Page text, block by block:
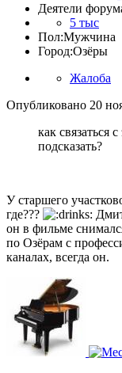
Деятели
5 тыс
Пол:Мужчина
Город:Озёры
Жалоба
Опубликовано 20
как связаться
подсказать?
У старшего
где???
он в фильме
по Озёрам с
каналах, всегда он.